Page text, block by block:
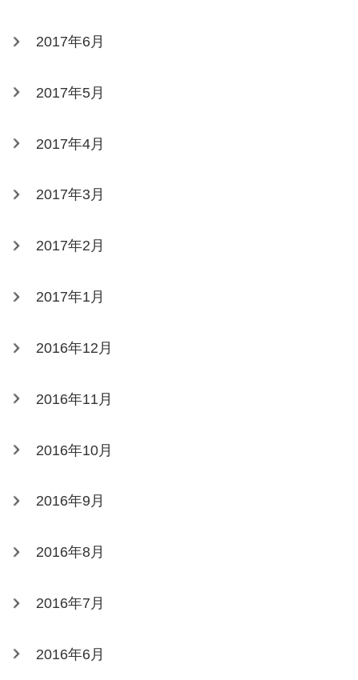
2017年6月
2017年5月
2017年4月
2017年3月
2017年2月
2017年1月
2016年12月
2016年11月
2016年10月
2016年9月
2016年8月
2016年7月
2016年6月